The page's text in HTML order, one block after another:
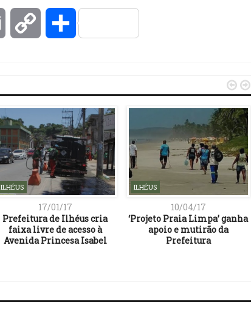
Email Copy Compartilhar
ILHÉUS
17/01/17
Prefeitura de Ilhéus cria
faixa livre de acesso à
Avenida Princesa Isabel
ILHÉUS
10/04/17
‘Projeto Praia Limpa’ ganha
apoio e mutirão da
Prefeitura
 